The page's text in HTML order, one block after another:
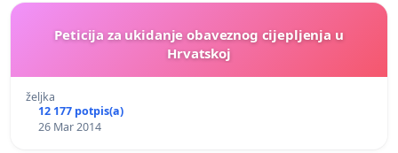
Peticija za ukidanje obaveznog cijepljenja u
Hrvatskoj
željka
12 177 potpis(a)
26 Mar 2014